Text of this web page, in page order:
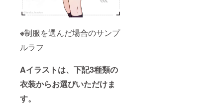
※制服を選んだ場合のサンプ
ルラフ
Aイラストは、下記3種類の
衣装からお選びいただけま
す。